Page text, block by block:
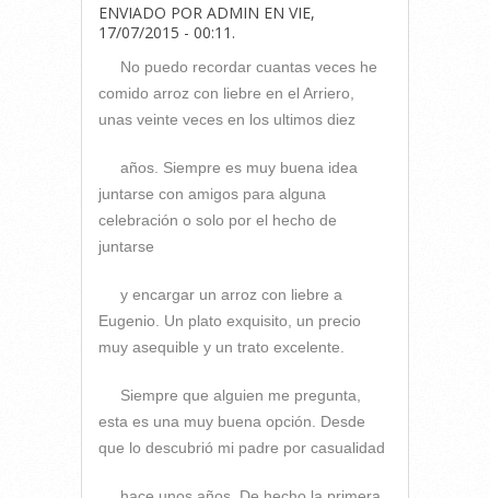
ENVIADO POR ADMIN EN VIE,
17/07/2015 - 00:11 .
No puedo recordar cuantas veces he
comido arroz con liebre en el Arriero,
unas veinte veces en los ultimos diez
años. Siempre es muy buena idea
juntarse con amigos para alguna
celebración o solo por el hecho de
juntarse
y encargar un arroz con liebre a
Eugenio. Un plato exquisito, un precio
muy asequible y un trato excelente.
Siempre que alguien me pregunta,
esta es una muy buena opción. Desde
que lo descubrió mi padre por casualidad